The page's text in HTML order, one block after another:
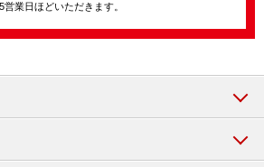
営業日ほどいただきます。